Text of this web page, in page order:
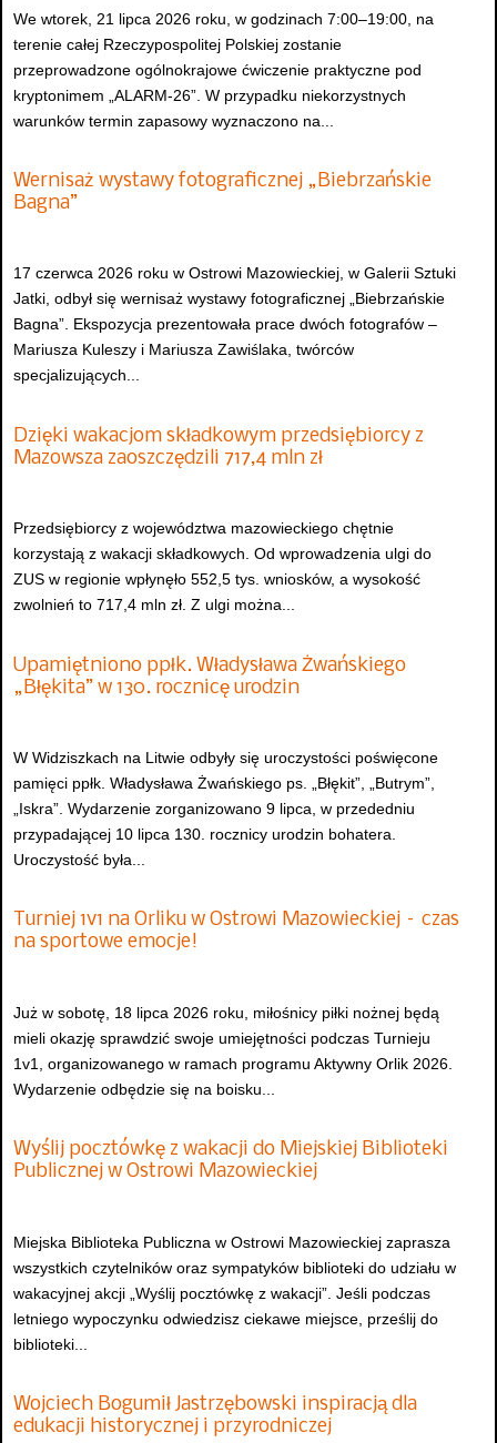
We wtorek, 21 lipca 2026 roku, w godzinach 7:00–19:00, na
terenie całej Rzeczypospolitej Polskiej zostanie
przeprowadzone ogólnokrajowe ćwiczenie praktyczne pod
kryptonimem „ALARM-26”. W przypadku niekorzystnych
warunków termin zapasowy wyznaczono na...
Wernisaż wystawy fotograficznej „Biebrzańskie
Bagna”
17 czerwca 2026 roku w Ostrowi Mazowieckiej, w Galerii Sztuki
Jatki, odbył się wernisaż wystawy fotograficznej „Biebrzańskie
Bagna”. Ekspozycja prezentowała prace dwóch fotografów –
Mariusza Kuleszy i Mariusza Zawiślaka, twórców
specjalizujących...
Dzięki wakacjom składkowym przedsiębiorcy z
Mazowsza zaoszczędzili 717,4 mln zł
Przedsiębiorcy z województwa mazowieckiego chętnie
korzystają z wakacji składkowych. Od wprowadzenia ulgi do
ZUS w regionie wpłynęło 552,5 tys. wniosków, a wysokość
zwolnień to 717,4 mln zł. Z ulgi można...
Upamiętniono ppłk. Władysława Żwańskiego
„Błękita” w 130. rocznicę urodzin
W Widziszkach na Litwie odbyły się uroczystości poświęcone
pamięci ppłk. Władysława Żwańskiego ps. „Błękit”, „Butrym”,
„Iskra”. Wydarzenie zorganizowano 9 lipca, w przededniu
przypadającej 10 lipca 130. rocznicy urodzin bohatera.
Uroczystość była...
Turniej 1v1 na Orliku w Ostrowi Mazowieckiej – czas
na sportowe emocje!
Już w sobotę, 18 lipca 2026 roku, miłośnicy piłki nożnej będą
mieli okazję sprawdzić swoje umiejętności podczas Turnieju
1v1, organizowanego w ramach programu Aktywny Orlik 2026.
Wydarzenie odbędzie się na boisku...
Wyślij pocztówkę z wakacji do Miejskiej Biblioteki
Publicznej w Ostrowi Mazowieckiej
Miejska Biblioteka Publiczna w Ostrowi Mazowieckiej zaprasza
wszystkich czytelników oraz sympatyków biblioteki do udziału w
wakacyjnej akcji „Wyślij pocztówkę z wakacji”. Jeśli podczas
letniego wypoczynku odwiedzisz ciekawe miejsce, prześlij do
biblioteki...
Wojciech Bogumił Jastrzębowski inspiracją dla
edukacji historycznej i przyrodniczej